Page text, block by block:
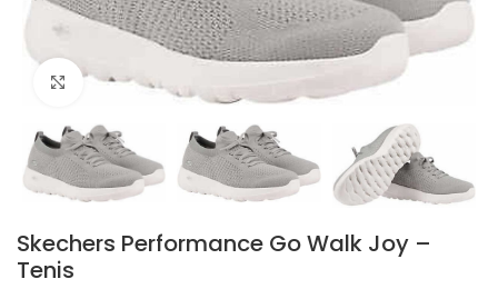
Click to enlarge
Skechers Performance Go Walk Joy –
Tenis